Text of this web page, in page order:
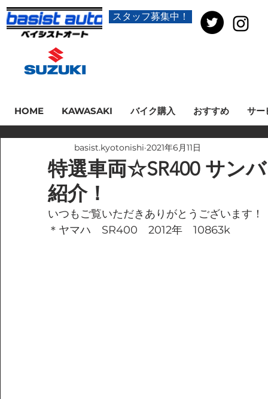
スタッフ募集中！
HOME KAWASAKI バイク購入 おすすめ サー
特選車両☆SR400 サン
紹介！
basist.kyotonishi 2021年6月11日
いつもご覧いただきありがとうございます！
＊ヤマハ　SR400　2012年　10863k